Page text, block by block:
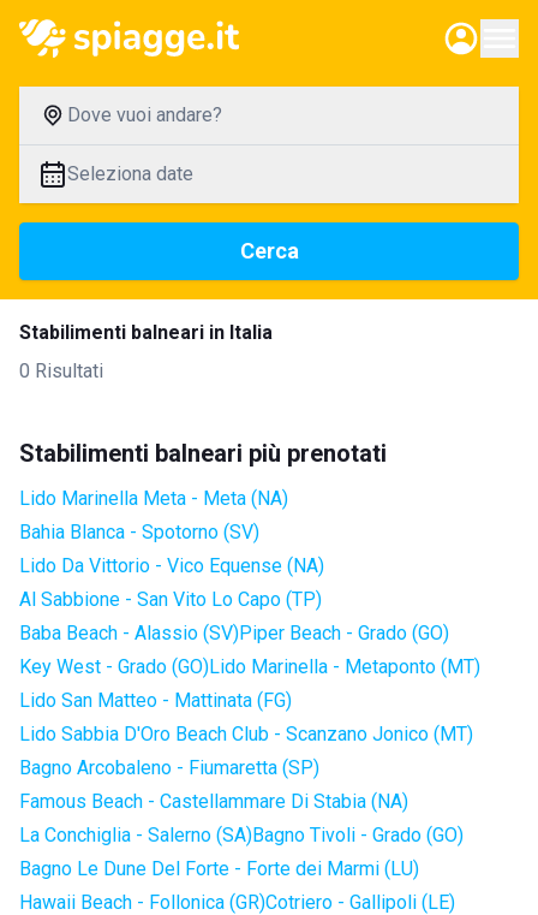
Dove vuoi andare?
Seleziona date
Cerca
Stabilimenti balneari in Italia
0 Risultati
Stabilimenti balneari più prenotati
Lido Marinella Meta - Meta (NA)
Bahia Blanca - Spotorno (SV)
Lido Da Vittorio - Vico Equense (NA)
Al Sabbione - San Vito Lo Capo (TP)
Baba Beach - Alassio (SV)Piper Beach - Grado (GO)
Key West - Grado (GO)Lido Marinella - Metaponto (MT)
Lido San Matteo - Mattinata (FG)
Lido Sabbia D'Oro Beach Club - Scanzano Jonico (MT)
Bagno Arcobaleno - Fiumaretta (SP)
Famous Beach - Castellammare Di Stabia (NA)
La Conchiglia - Salerno (SA)Bagno Tivoli - Grado (GO)
Bagno Le Dune Del Forte - Forte dei Marmi (LU)
Hawaii Beach - Follonica (GR)Cotriero - Gallipoli (LE)